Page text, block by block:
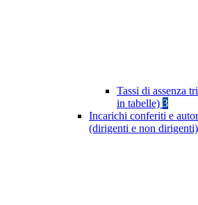
Tassi di assenza
in tabelle) 3
Incarichi conferiti e
(dirigenti e non dirigenti)